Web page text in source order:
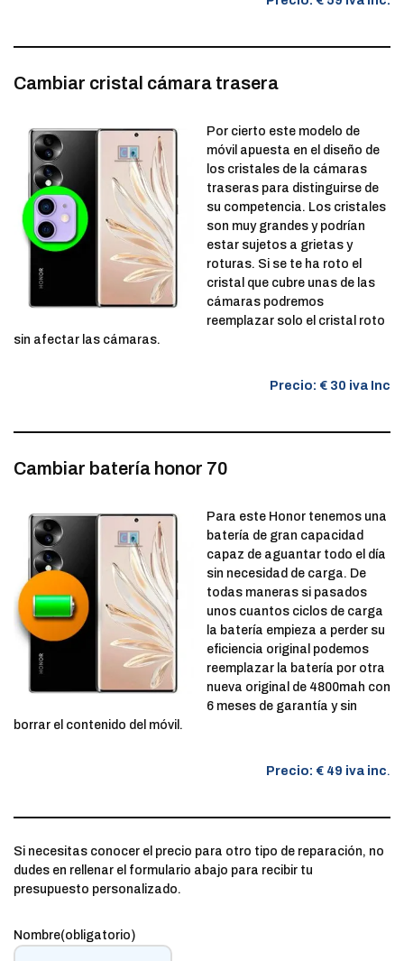
Cambiar cristal cámara trasera
Por cierto este modelo de
móvil apuesta en el diseño de
los cristales de la cámaras
traseras para distinguirse de
su competencia. Los cristales
son muy grandes y podrían
estar sujetos a grietas y
roturas. Si se te ha roto el
cristal que cubre unas de las
cámaras podremos
reemplazar solo el cristal roto
sin afectar las cámaras.
Precio: € 30 iva Inc
Cambiar batería honor 70
Para este Honor tenemos una
batería de gran capacidad
capaz de aguantar todo el día
sin necesidad de carga. De
todas maneras si pasados
unos cuantos ciclos de carga
la batería empieza a perder su
eficiencia original podemos
reemplazar la batería por otra
nueva original de 4800mah con
6 meses de garantía y sin
borrar el contenido del móvil.
Precio: € 49 iva inc.
Si necesitas conocer el precio para otro tipo de reparación, no
dudes en rellenar el formulario abajo para recibir tu
presupuesto personalizado.
Nombre(obligatorio)